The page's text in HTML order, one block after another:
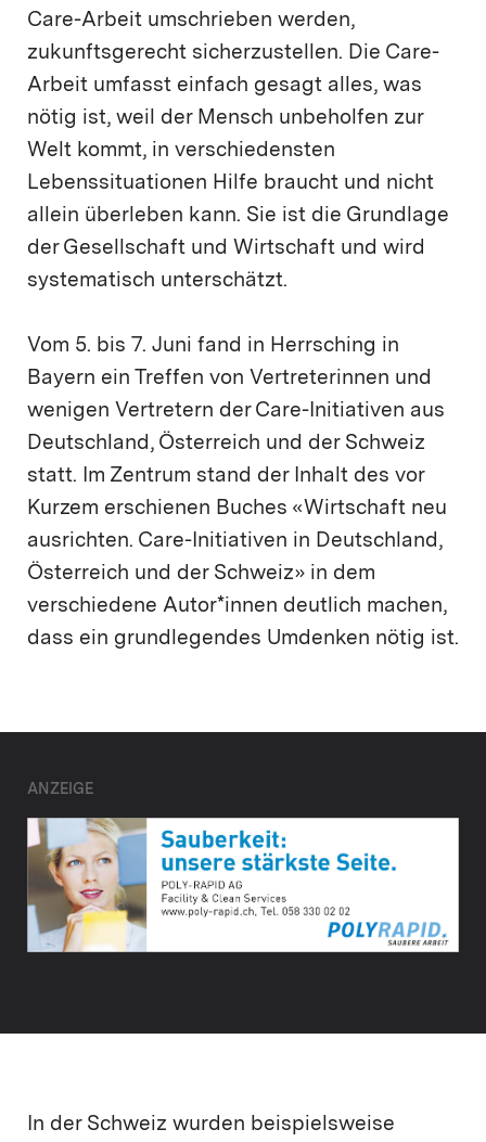
Care-Arbeit umschrieben werden,
zukunftsgerecht sicherzustellen. Die Care-
Arbeit umfasst einfach gesagt alles, was
nötig ist, weil der Mensch unbeholfen zur
Welt kommt, in verschiedensten
Lebenssituationen Hilfe braucht und nicht
allein überleben kann. Sie ist die Grundlage
der Gesellschaft und Wirtschaft und wird
systematisch unterschätzt.
Vom 5. bis 7. Juni fand in Herrsching in
Bayern ein Treffen von Vertreterinnen und
wenigen Vertretern der Care-Initiativen aus
Deutschland, Österreich und der Schweiz
statt. Im Zentrum stand der Inhalt des vor
Kurzem erschienen Buches «Wirtschaft neu
ausrichten. Care-Initiativen in Deutschland,
Österreich und der Schweiz» in dem
verschiedene Autor*innen deutlich machen,
dass ein grundlegendes Umdenken nötig ist.
ANZEIGE
In der Schweiz wurden beispielsweise